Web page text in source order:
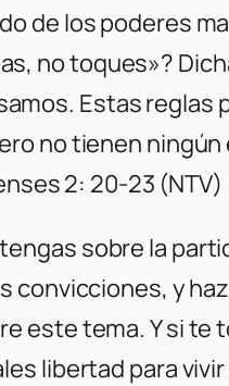
de los poderes
no toques»?
Estas
no tienen
2: 20-23 (NTV)
sobre la
convicciones, y
este tema. Y si
libertad para